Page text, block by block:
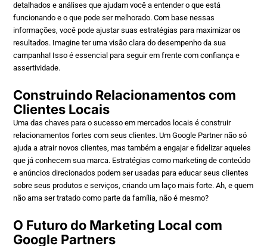
detalhados e análises que ajudam você a entender o que está
funcionando e o que pode ser melhorado. Com base nessas
informações, você pode ajustar suas estratégias para maximizar os
resultados. Imagine ter uma visão clara do desempenho da sua
campanha! Isso é essencial para seguir em frente com confiança e
assertividade.
Construindo Relacionamentos com
Clientes Locais
Uma das chaves para o sucesso em mercados locais é construir
relacionamentos fortes com seus clientes. Um Google Partner não só
ajuda a atrair novos clientes, mas também a engajar e fidelizar aqueles
que já conhecem sua marca. Estratégias como marketing de conteúdo
e anúncios direcionados podem ser usadas para educar seus clientes
sobre seus produtos e serviços, criando um laço mais forte. Ah, e quem
não ama ser tratado como parte da família, não é mesmo?
O Futuro do Marketing Local com
Google Partners